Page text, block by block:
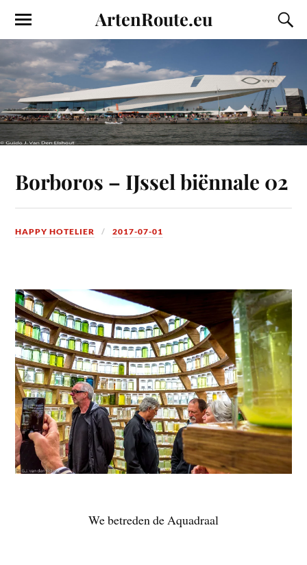
ArtenRoute.eu
Borboros – IJssel biënnale 02
HAPPY HOTELIER 2017-07-01
We betreden de Aquadraal